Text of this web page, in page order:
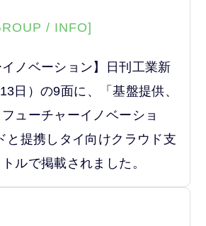
/ INFO]
イノベーション】日刊工業新
日）の9面に、「基盤提供、
ューチャーイノベーショ
提携しタイ向けクラウド支
ルで掲載されました。